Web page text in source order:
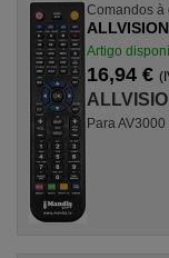
Comandos à
Artigo
16,94 €
Para AV3000